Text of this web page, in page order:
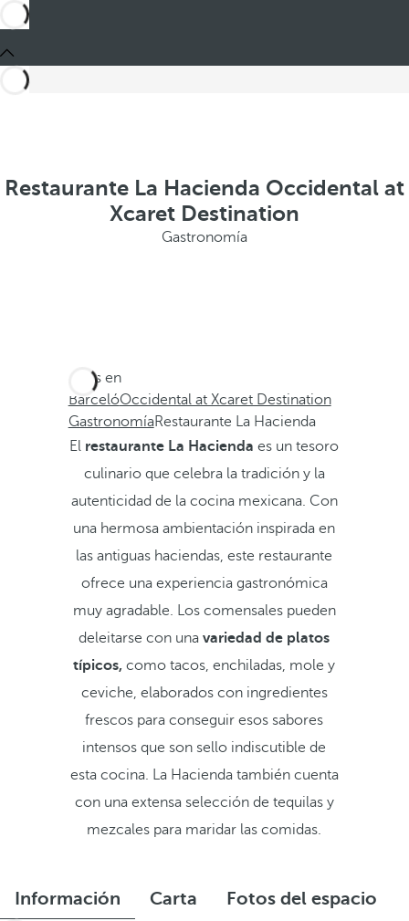
Restaurante La Hacienda Occidental at
Xcaret Destination
Gastronomía
Estás en
BarcelóOccidental at Xcaret Destination
GastronomíaRestaurante La Hacienda
El restaurante La Hacienda es un tesoro
culinario que celebra la tradición y la
autenticidad de la cocina mexicana. Con
una hermosa ambientación inspirada en
las antiguas haciendas, este restaurante
ofrece una experiencia gastronómica
muy agradable. Los comensales pueden
deleitarse con unavariedad de platos
típicos, como tacos, enchiladas, mole y
ceviche, elaborados con ingredientes
frescos para conseguir esos sabores
intensos que son sello indiscutible de
esta cocina. La Hacienda también cuenta
con una extensa selección de tequilas y
mezcales para maridar las comidas.
Información Carta Fotos del espacio